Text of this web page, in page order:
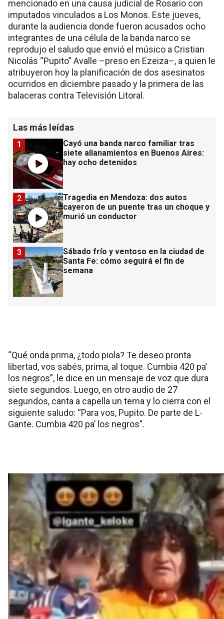
mencionado en una causa judicial de Rosario con
imputados vinculados a Los Monos. Este jueves,
durante la audiencia donde fueron acusados ocho
integrantes de una célula de la banda narco se
reprodujo el saludo que envió el músico a Cristian
Nicolás “Pupito” Avalle –preso en Ezeiza–, a quien le
atribuyeron hoy la planificación de dos asesinatos
ocurridos en diciembre pasado y la primera de las
balaceras contra Televisión Litoral.
Las más leídas
Cayó una banda narco familiar tras
siete allanamientos en Buenos Aires:
hay ocho detenidos
1
Tragedia en Mendoza: dos autos
cayeron de un puente tras un choque y
murió un conductor
2
Sábado frío y ventoso en la ciudad de
Santa Fe: cómo seguirá el fin de
semana
3
“Qué onda prima, ¿todo piola? Te deseo pronta
libertad, vos sabés, prima, al toque. Cumbia 420 pa’
los negros”, le dice en un mensaje de voz que dura
siete segundos. Luego, en otro audio de 27
segundos, canta a capella un tema y lo cierra con el
siguiente saludo: “Para vos, Pupito. De parte de L-
Gante. Cumbia 420 pa’ los negros”.